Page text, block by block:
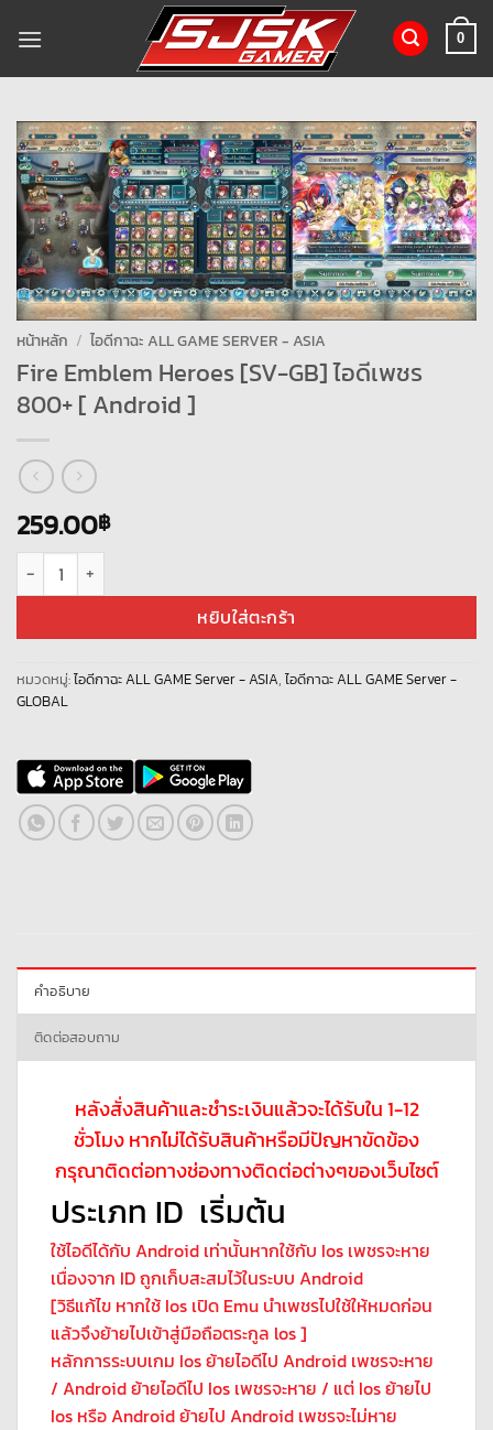
0
หน้าหลัก / ไอดีกาฉะ ALL GAME SERVER - ASIA
Fire Emblem Heroes [SV-GB] ไอดีเพชร
800+ [ Android ]
259.00฿
จำนวน Fire Emblem Heroes [SV-GB] ไอดีเพชร 800+ [ Android ] ชิ้น
หยิบใส่ตะกร้า
หมวดหมู่:ไอดีกาฉะ ALL GAME Server - ASIA, ไอดีกาฉะ ALL GAME Server -
GLOBAL
คำอธิบาย
ติดต่อสอบถาม
หลังสั่งสินค้าและชำระเงินแล้วจะได้รับใน 1-12
ชั่วโมง หากไม่ได้รับสินค้าหรือมีปัญหาขัดข้อง
กรุณาติดต่อทางช่องทางติดต่อต่างๆของเว็บไซต์
ประเภท ID เริ่มต้น
ใช้ไอดีได้กับ Android เท่านั้นหากใช้กับ Ios เพชรจะหาย
เนื่องจาก ID ถูกเก็บสะสมไว้ในระบบ Android
[วิธีแก้ไข หากใช้ Ios เปิด Emu นำเพชรไปใช้ให้หมดก่อน
แล้วจึงย้ายไปเข้าสู่มือถือตระกูล los ]
หลักการระบบเกม Ios ย้ายไอดีไป Android เพชรจะหาย
/ Android ย้ายไอดีไป Ios เพชรจะหาย / แต่ Ios ย้ายไป
Ios หรือ Android ย้ายไป Android เพชรจะไม่หาย